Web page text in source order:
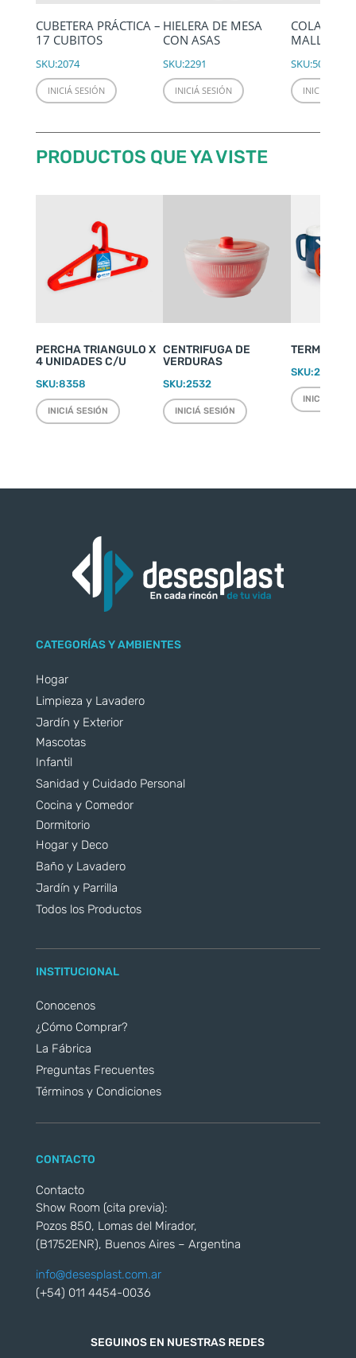
CUBETERA PRÁCTICA –
17 CUBITOS
SKU:2074
INICIÁ SESIÓN
HIELERA DE MESA
CON ASAS
SKU:2291
INICIÁ SESIÓN
COLADOR
MALLA
SKU:5007
INICIÁ
PRODUCTOS QUE YA VISTE
PERCHA TRIANGULO X
4 UNIDADES C/U
SKU:8358
INICIÁ SESIÓN
CENTRIFUGA DE
VERDURAS
SKU:2532
INICIÁ SESIÓN
TERMO
SKU:2220
INICIÁ
CATEGORÍAS Y AMBIENTES
Hogar
Limpieza y Lavadero
Jardín y Exterior
Mascotas
Infantil
Sanidad y Cuidado Personal
Cocina y Comedor
Dormitorio
Hogar y Deco
Baño y Lavadero
Jardín y Parrilla
Todos los Productos
INSTITUCIONAL
Conocenos
¿Cómo Comprar?
La Fábrica
Preguntas Frecuentes
Términos y Condiciones
CONTACTO
Contacto
Show Room (cita previa):
Pozos 850, Lomas del Mirador,
(B1752ENR), Buenos Aires – Argentina
info@desesplast.com.ar
(+54) 011 4454-0036
SEGUINOS EN NUESTRAS REDES